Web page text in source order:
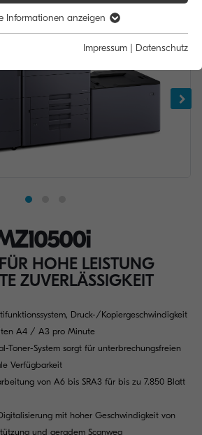
HOHE LEISTUNG
ZUVERLÄSSIGKEIT
Druck-/Kopiergeschwindigkeit
A4 / A3 pro Minute
Toner-System sorgt für unterbrechungsfreien
Verfügbarkeit
von A6 bis SRA3 für bis zu 7.850 Blatt
mit hoher Geschwindigkeit von
und geradem Scanweg
Informationen anzeigen
Impressum | Datenschutz